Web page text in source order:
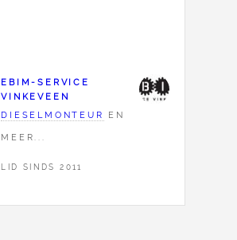
EBIM-SERVICE
VINKEVEEN
DIESELMONTEUR
EN
MEER...
LID SINDS 2011